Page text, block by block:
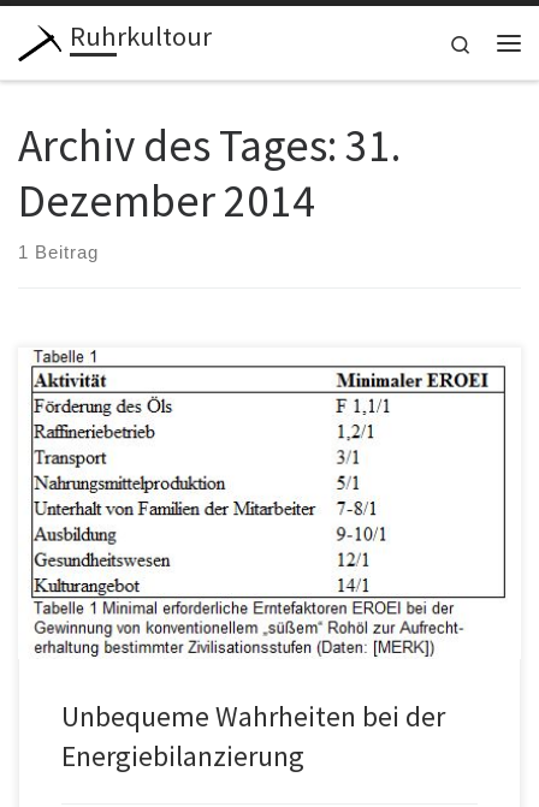
Zum Inhalt springen
Ruhrkultour
Search
Archiv des Tages:31.
Dezember 2014
1 Beitrag
Unbequeme Wahrheiten bei der Energiebilanzierung Wind und
Solar – nichts als Vergeudung von Energie und Ressourcen Die
Energiewende hat uns […]
Unbequeme Wahrheiten bei der
Energiebilanzierung